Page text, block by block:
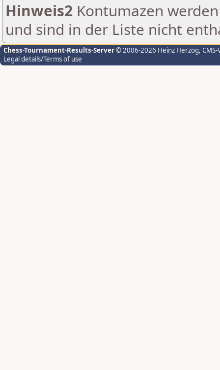
Hinweis2 Kontumazen
und sind in der Liste nicht
Chess-Tournament-Results-Server© 2006-2026 Heinz Herzog,
Legal details/Terms of use